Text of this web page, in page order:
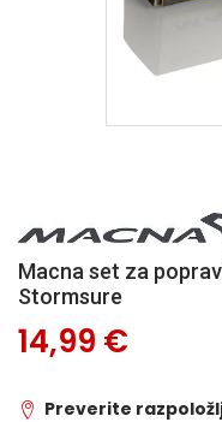
Macna set za
Stormsure
14,99 €
Preverite